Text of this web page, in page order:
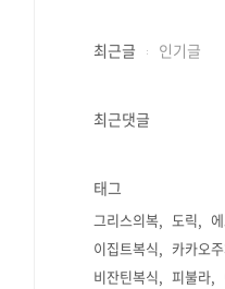
최근글 인기글
최근댓글
태그
그리스의복 도릭
이집트복식
카카오
비잔틴복식
피불라